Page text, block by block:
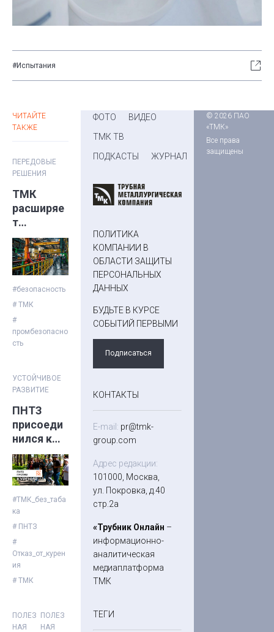
#Испытания
ЧИТАЙТЕ
ТАКЖЕ
ПЕРЕДОВЫЕ
РЕШЕНИЯ
ТМК
расширяе
т
практику
управлени
я
безопасн
остью
#безопасность
# ТМК
#
промбезопасно
сть
УСТОЙЧИВОЕ
РАЗВИТИЕ
ПНТЗ
присоеди
нился к
программ
е «ТМК
без
табака»
#ТМК_без_таба
ка
# ПНТЗ
#
Отказ_от_курен
ия
# ТМК
ПОЛЕЗ
НАЯ
ПОЛЕЗ
НАЯ
ФОТО
ВИДЕО
ТМК ТВ
ПОДКАСТЫ
ЖУРНАЛ
ПОЛИТИКА
КОМПАНИИ В
ОБЛАСТИ ЗАЩИТЫ
ПЕРСОНАЛЬНЫХ
ДАННЫХ
БУДЬТЕ В КУРСЕ
СОБЫТИЙ ПЕРВЫМИ
Подписаться
КОНТАКТЫ
E-mail: pr@tmk-
group.com
Адрес редакции:
101000, Москва,
ул. Покровка, д.40
стр.2а
«Трубник Онлайн –
информационно-
аналитическая
медиаплатформа
ТМК
ТЕГИ
© 2026 ПАО
«ТМК»
Все права
защищены